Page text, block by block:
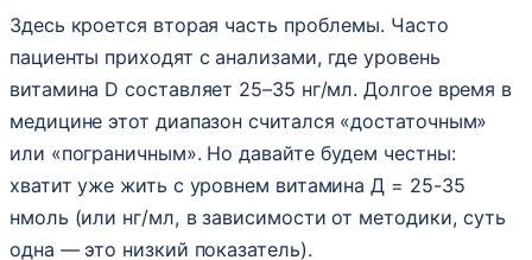
Здесь кроется вторая часть проблемы. Часто
пациенты приходят с анализами, где уровень
витамина D составляет 25–35 нг/мл. Долгое время в
медицине этот диапазон считался «достаточным»
или «пограничным». Но давайте будем честны:
хватит уже жить с уровнем витамина Д = 25-35
нмоль (или нг/мл, в зависимости от методики, суть
одна — это низкий показатель).